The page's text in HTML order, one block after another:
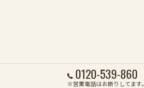
0120-539-860
※営業電話はお断りしてます。